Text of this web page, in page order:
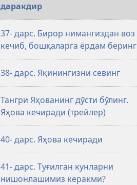
даракдир
37- дарс. Бирор нимангиздан воз
кечиб, бошқаларга ёрдам беринг
38- дарс. Яқинингизни севинг
Тангри Яҳованинг дўсти бўлинг.
Яҳова кечиради (трейлер)
40- дарс. Яҳова кечиради
41- дарс. Туғилган кунларни
нишонлашимиз керакми?